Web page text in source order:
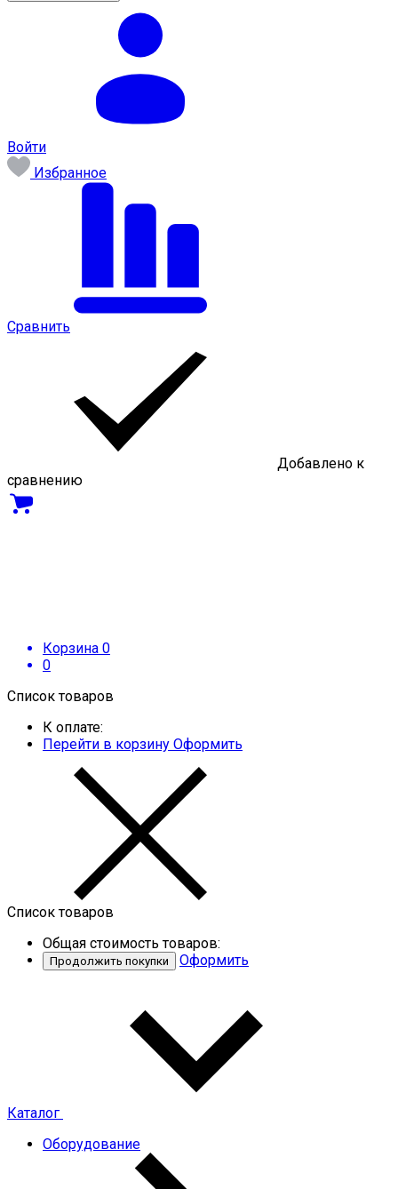
Войти
Избранное
Сравнить
Добавлено к
сравнению
Корзина 0
0
Список товаров
К оплате:
Перейти в корзину Оформить
Список товаров
Общая стоимость товаров:
Продолжить покупки Оформить
Каталог
Оборудование